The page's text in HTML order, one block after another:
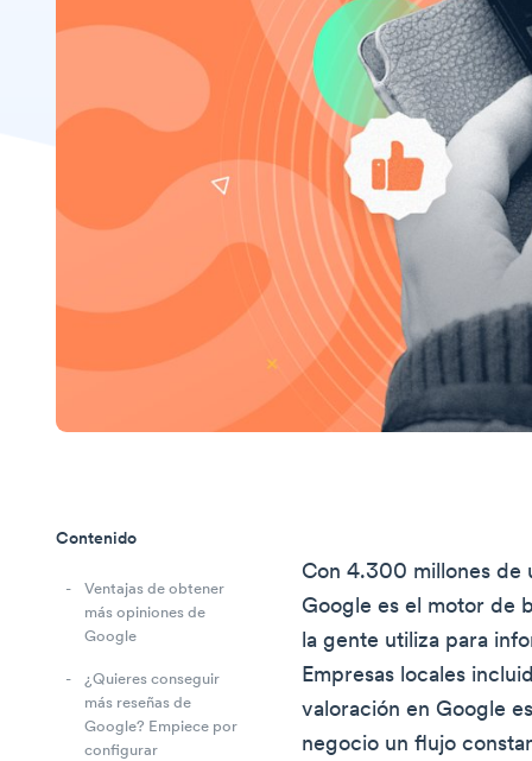
Contenido
Ventajas de obtener
más opiniones de
Google
¿Quieres conseguir
más reseñas de
Google? Empiece por
configurar
Con 4.300 millones de
Google es el motor de
la gente utiliza para
Empresas locales
valoración en Google
negocio un flujo